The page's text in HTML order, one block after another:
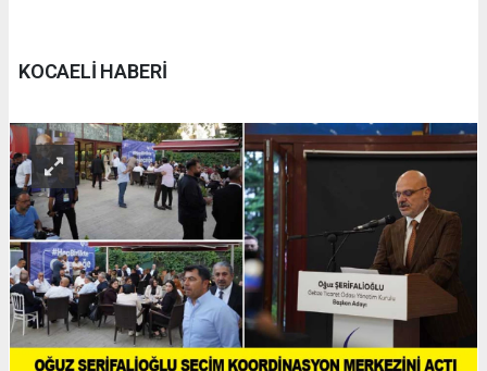
KOCAELİ HABERİ